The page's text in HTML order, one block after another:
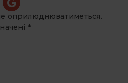
оприлюднюватиметься.
*